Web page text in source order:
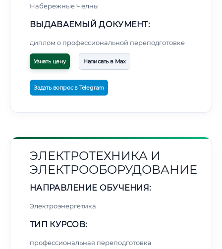
Набережные Челны
ВЫДАВАЕМЫЙ ДОКУМЕНТ:
диплом о профессиональной переподготовке
Узнать цену Написать в Max
Задать вопрос в Telegram
ЭЛЕКТРОТЕХНИКА И
ЭЛЕКТРООБОРУДОВАНИЕ
НАПРАВЛЕНИЕ ОБУЧЕНИЯ:
Электроэнергетика
ТИП КУРСОВ:
профессиональная переподготовка